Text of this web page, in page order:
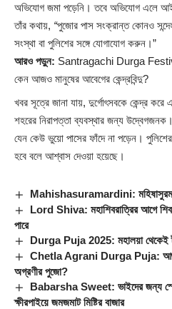
অভিযোগ জমা পড়েনি। তবে অভিযোগ এলে
তাঁর কথায়, “পুজোর পাস সংক্রান্ত কোনও
সংস্থা বা পুলিশের সঙ্গে যোগাযোগ করুন।”
আরও পড়ুন: Santragachi Durga Festival:
কেন আজও মানুষের আবেগের কেন্দ্রবিন্দু?
খবর সূত্রে জানা যায়, দুর্গোৎসবকে কেন্দ্র
শহরের নিরাপত্তা ব্যবস্থার জন্য
যেন কেউ ভুয়ো পাসের ফাঁদে না পড়েন।
হবে বলে আশ্বাস দেওয়া হয়েছে।
Mahishasuramardini:
Lord Shiva: মহাশিবরাত্রির আগে
পারে
Durga Puja 2025: মহালয়া থেকেই
Chetla Agrani Durga Puja: আগুন
অগ্রণীর পুজো?
Babarsha Sweet: ভাইদের জন্য
ক্ষীরপাইয়ে জমজমাট মিষ্টির বাজার